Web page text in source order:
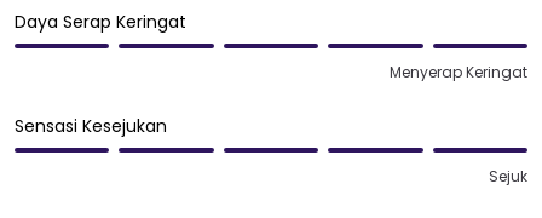
Daya Serap Keringat
Menyerap Keringat
Sensasi Kesejukan
Sejuk